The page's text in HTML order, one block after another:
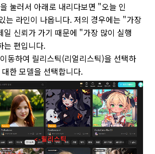
눌러서 아래로 내리다보면 "오늘 인
는 라인이 나옵니다. 저의 경우에는 "가장
일 신뢰가 가기 때문에 "가장 많이 실행
는 편입니다.
동하여 릴리스틱(리얼리스틱)을 선택하
한 모델을 선택합니다.